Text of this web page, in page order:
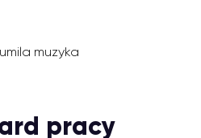
muzyka
pracy